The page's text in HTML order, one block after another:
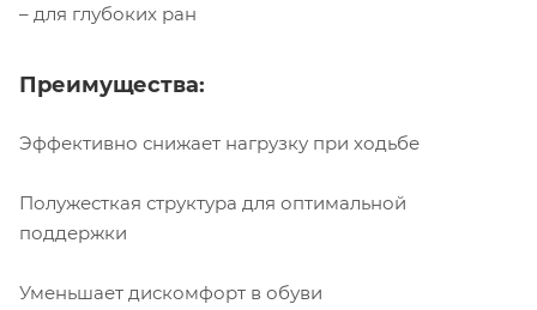
– для глубоких ран
Преимущества:
Эффективно снижает нагрузку при ходьбе
Полужесткая структура для оптимальной
поддержки
Уменьшает дискомфорт в обуви